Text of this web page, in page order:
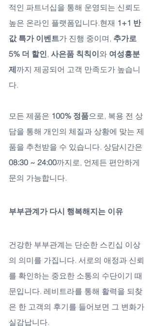
적인 파트너십을 통해 운영되는 신뢰도
높은 온라인 플랫폼입니다.현재 1+1 반
값 특가 이벤트가 진행 중이며, 추가로
5% 더 할인, 사은품 칙칙이와 여성흥분
제까지 제공되어 고객 만족도가 높습니
다.
모든 제품은 100% 정품으로, 복용 전 상
담을 통해 개인의 체질과 상황에 맞는 제
품을 추천받을 수 있습니다. 상담시간은
08:30 ~ 24:00까지로, 언제든 편안하게
문의 가능합니다.
부부관계가 다시 행복해지는 이유
건강한 부부관계는 단순한 스킨십 이상
의 의미를 가집니다. 서로의 애정과 신뢰
를 확인하는 중요한 소통의 수단이기 때
문입니다. 레비트라를 통해 활력을 되찾
은 한 고객의 후기를 들어보면 그 변화가
실감납니다.